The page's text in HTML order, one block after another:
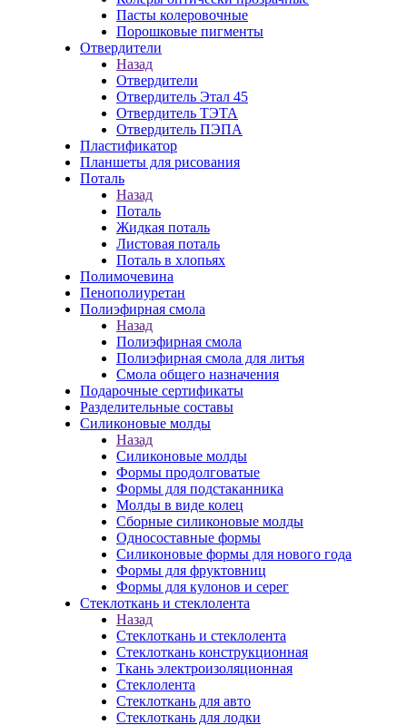
Пасты колеровочные
Порошковые пигменты
Отвердители
Назад
Отвердители
Отвердитель Этал 45
Отвердитель ТЭТА
Отвердитель ПЭПА
Пластификатор
Планшеты для рисования
Поталь
Назад
Поталь
Жидкая поталь
Листовая поталь
Поталь в хлопьях
Полимочевина
Пенополиуретан
Полиэфирная смола
Назад
Полиэфирная смола
Полиэфирная смола для литья
Смола общего назначения
Подарочные сертификаты
Разделительные составы
Силиконовые молды
Назад
Силиконовые молды
Формы продолговатые
Формы для подстаканника
Молды в виде колец
Сборные силиконовые молды
Односоставные формы
Силиконовые формы для нового года
Формы для фруктовниц
Формы для кулонов и серег
Стеклоткань и стеклолента
Назад
Стеклоткань и стеклолента
Стеклоткань конструкционная
Ткань электроизоляционная
Стеклолента
Стеклоткань для авто
Стеклоткань для лодки